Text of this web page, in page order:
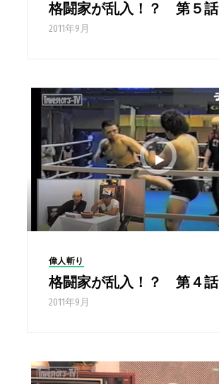
格闘家が乱入！？ 第５話
2011年9月
偉人斬り
格闘家が乱入！？ 第４話
2011年9月